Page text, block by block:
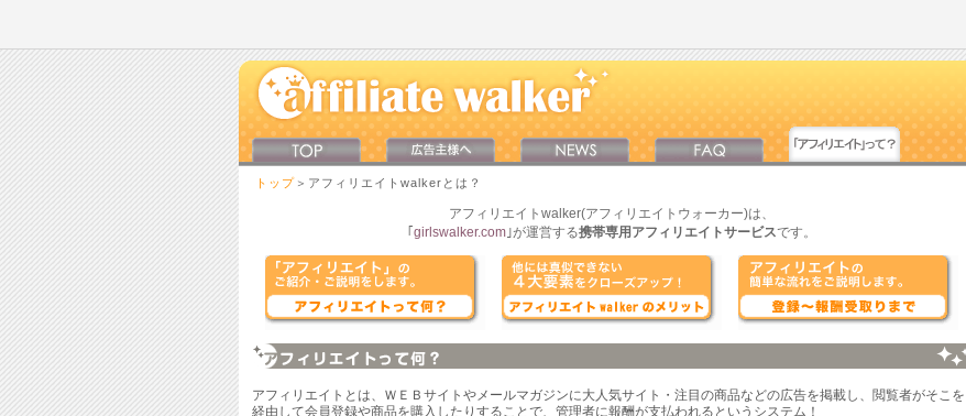
トップ ＞アフィリエイトwalkerとは？
アフィリエイトwalker(アフィリエイトウォーカー)は、
｢ girlswalker.com ｣が運営する携帯専用アフィリエイトサービスです。
アフィリエイトとは、ＷＥＢサイトやメールマガジンに大人気サイト・注目の商品などの広告を掲載し、閲覧者がそこを
経由して会員登録や商品を購入したりすることで、管理者に報酬が支払われるというシステム！